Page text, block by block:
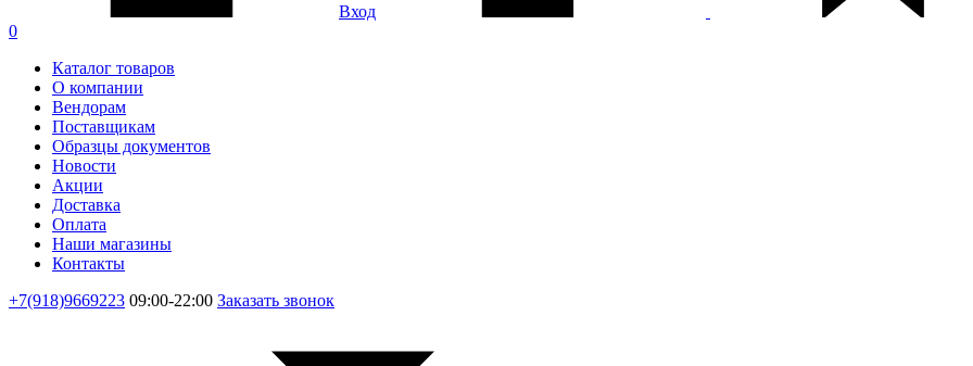
Вход
0
Каталог товаров
О компании
Вендорам
Поставщикам
Образцы документов
Новости
Акции
Доставка
Оплата
Наши магазины
Контакты
+7(918)9669223 09:00-22:00 Заказать звонок